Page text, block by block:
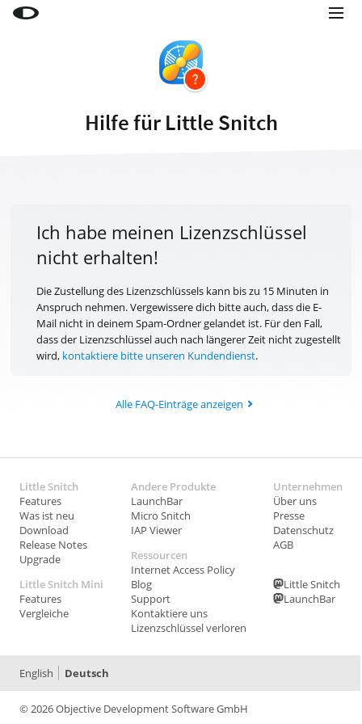
LaunchBar
Shop
Support
Blog
Hilfe für Little Snitch
Ich habe meinen Lizenzschlüssel
nicht erhalten!
Die Zustellung des Lizenzschlüssels kann bis zu 15 Minuten in
Anspruch nehmen. Vergewissere dich bitte auch, dass die E-
Mail nicht in deinem Spam-Ordner gelandet ist. Für den Fall,
dass der Lizenzschlüssel auch nach längerer Zeit nicht zugestellt
wird, kontaktiere bitte unseren Kundendienst.
Alle FAQ-Einträge anzeigen
Little Snitch
Features
Was ist neu
Download
Release Notes
Upgrade
Little Snitch Mini
Features
Vergleiche
Andere Produkte
LaunchBar
Micro Snitch
IAP Viewer
Ressourcen
Internet Access Policy
Blog
Support
Kontaktiere uns
Lizenzschlüssel verloren
Unternehmen
Über uns
Presse
Datenschutz
AGB
Little Snitch
LaunchBar
© 2026 Objective Development Software GmbH
English Deutsch